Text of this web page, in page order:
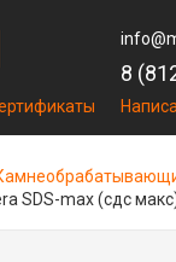
8
SDS-max (сдс